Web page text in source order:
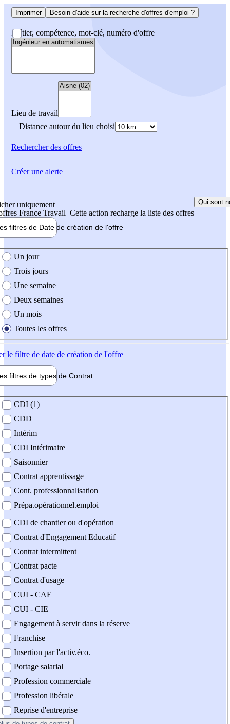
Imprimer Besoin d'aide sur la recherche d'offres d'emploi ?
Métier, compétence, mot-clé, numéro d'offre
Lieu de travail
Distance autour du lieu choisi
Rechercherdes offres
uniquement
France Travail Cette action recharge la liste des offres
Qui sont
filtres de Date de création de l'offre
création de l'offre
Un jour
Trois jours
Une semaine
Deux semaines
Un mois
Toutes les offres
le filtre de date de création de l'offre
filtres de types de Contrat
contrat
CDI (1)
CDD
Intérim
CDI Intérimaire
Saisonnier
Contrat apprentissage
Cont. professionnalisation
Prépa.opérationnel.emploi
CDI de chantier ou d'opération
Contrat d'Engagement Educatif
Contrat intermittent
Contrat pacte
Contrat d'usage
CUI - CAE
CUI - CIE
Engagement à servir dans la réserve
Franchise
Insertion par l'activ.éco.
Portage salarial
Profession commerciale
Profession libérale
Reprise d'entreprise
Créer une alerte